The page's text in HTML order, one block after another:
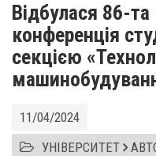
Відбулася 86-
конференція
секцією
11/04/2024
УНІВЕРСИТЕТ